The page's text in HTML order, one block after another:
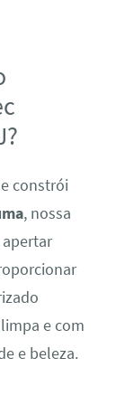
constrói
, nossa
e com
e beleza.